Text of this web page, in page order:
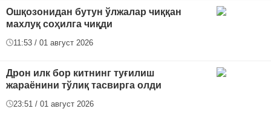
Ошқозонидан бутун ўлжалар чиққан
махлуқ соҳилга чиқди
11:53 / 01 август 2026
Дрон илк бор китнинг туғилиш
жараёнини тўлиқ тасвирга олди
23:51 / 01 август 2026